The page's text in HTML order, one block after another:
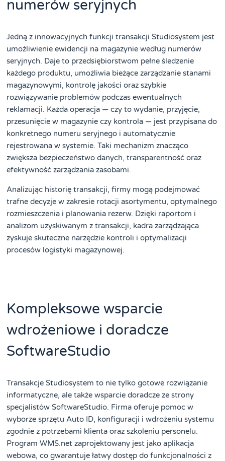
numerów seryjnych
Jedną z innowacyjnych funkcji transakcji Studiosystem jest
umożliwienie ewidencji na magazynie według numerów
seryjnych. Daje to przedsiębiorstwom pełne śledzenie
każdego produktu, umożliwia bieżące zarządzanie stanami
magazynowymi, kontrolę jakości oraz szybkie
rozwiązywanie problemów podczas ewentualnych
reklamacji. Każda operacja — czy to wydanie, przyjęcie,
przesunięcie w magazynie czy kontrola — jest przypisana do
konkretnego numeru seryjnego i automatycznie
rejestrowana w systemie. Taki mechanizm znacząco
zwiększa bezpieczeństwo danych, transparentność oraz
efektywność zarządzania zasobami.
Analizując historię transakcji, firmy mogą podejmować
trafne decyzje w zakresie rotacji asortymentu, optymalnego
rozmieszczenia i planowania rezerw. Dzięki raportom i
analizom uzyskiwanym z transakcji, kadra zarządzająca
zyskuje skuteczne narzędzie kontroli i optymalizacji
procesów logistyki magazynowej.
Kompleksowe wsparcie
wdrożeniowe i doradcze
SoftwareStudio
Transakcje Studiosystem to nie tylko gotowe rozwiązanie
informatyczne, ale także wsparcie doradcze ze strony
specjalistów SoftwareStudio. Firma oferuje pomoc w
wyborze sprzętu Auto ID, konfiguracji i wdrożeniu systemu
zgodnie z potrzebami klienta oraz szkoleniu personelu.
Program WMS.net zaprojektowany jest jako aplikacja
webowa, co gwarantuje łatwy dostęp do funkcjonalności z